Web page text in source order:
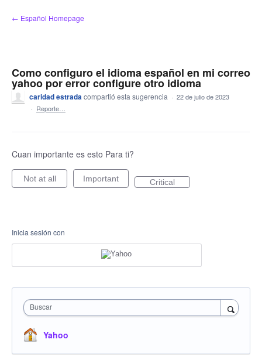
saltar
al
← Español Homepage
Como configuro el idioma español en mi correo
yahoo por error configure otro idioma
caridad estradacompartió esta sugerencia · 22 de julio de 2023
· Reporte…
Cuan importante es esto Para ti?
Not at all Important Critical
Inicia sesión con
Buscar
Yahoo